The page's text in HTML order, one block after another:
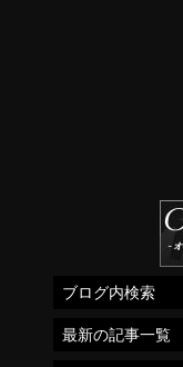
ブログ内検索
最新の記事一覧